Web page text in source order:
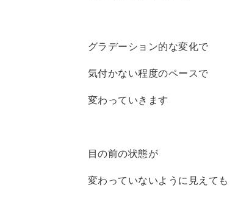
グラデーション的な変化で
気付かない程度のペースで
変わっていきます
目の前の状態が
変わっていないように見えても